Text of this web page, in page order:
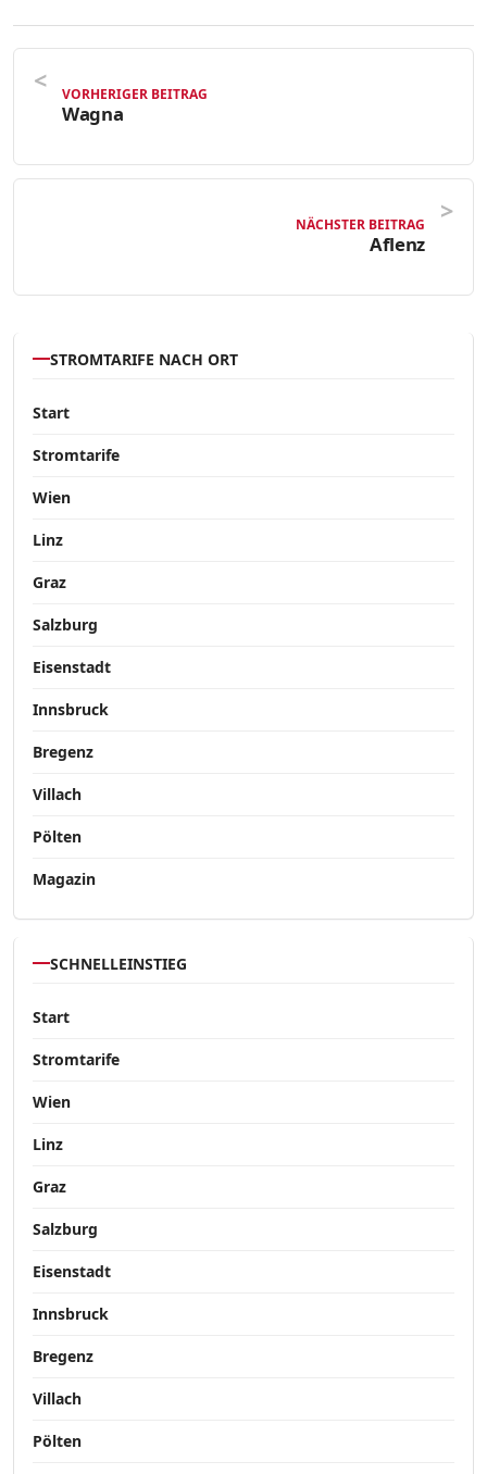
VORHERIGER BEITRAG
Wagna
NÄCHSTER BEITRAG
Aflenz
STROMTARIFE NACH ORT
Start
Stromtarife
Wien
Linz
Graz
Salzburg
Eisenstadt
Innsbruck
Bregenz
Villach
Pölten
Magazin
SCHNELLEINSTIEG
Start
Stromtarife
Wien
Linz
Graz
Salzburg
Eisenstadt
Innsbruck
Bregenz
Villach
Pölten